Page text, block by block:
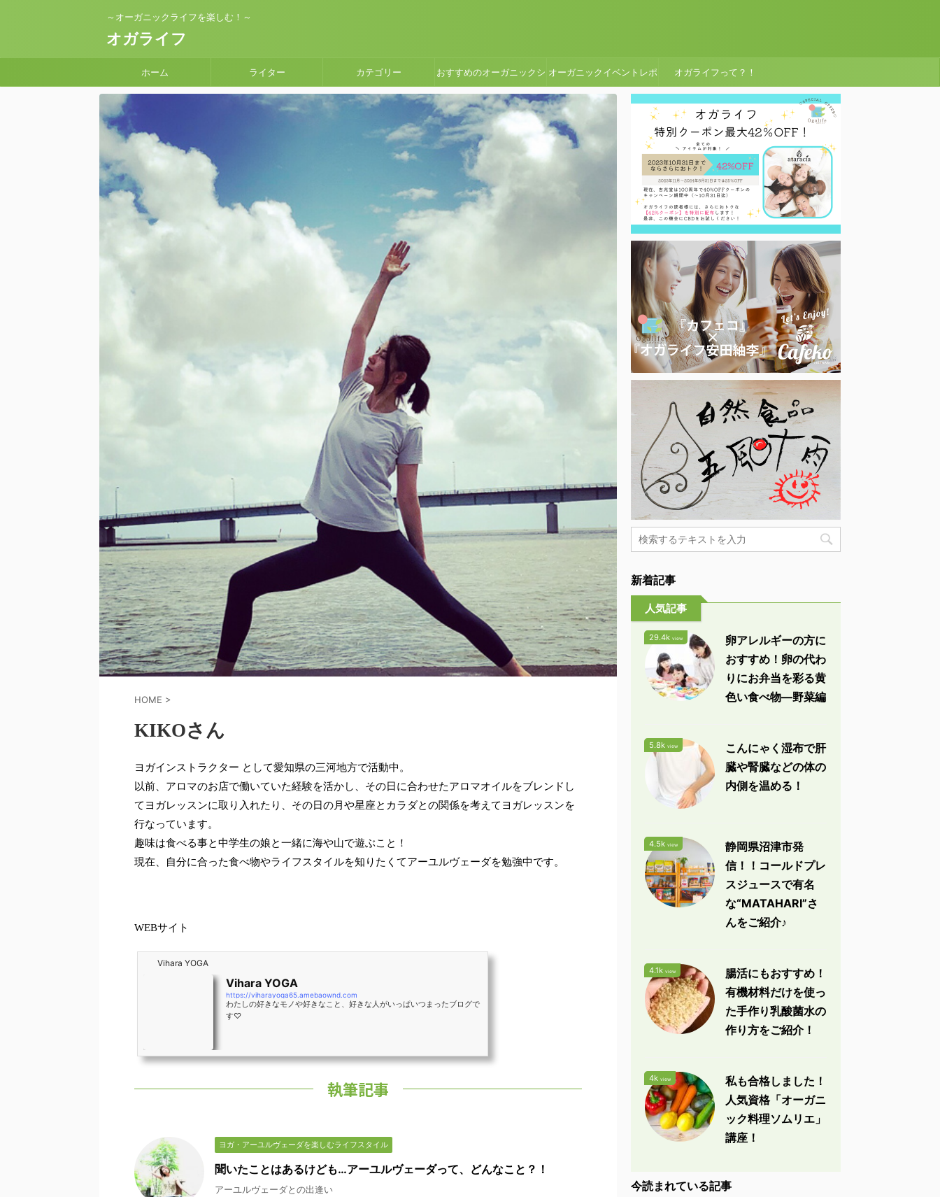
～オーガニックライフを楽しむ！～
オガライフ
ホーム ライター カテゴリー おすすめのオーガニックシ
ョップ・スーパーマーケッ
ト・カフェ・自然食品店レ
ポート
オーガニックイベントレポ
ート
オガライフって？！
HOME >
KIKOさん
ヨガインストラクター として愛知県の三河地方で活動中。
以前、アロマのお店で働いていた経験を活かし、その日に合わせたアロマオイルをブレンドし
てヨガレッスンに取り入れたり、その日の月や星座とカラダとの関係を考えてヨガレッスンを
行なっています。
趣味は食べる事と中学生の娘と一緒に海や山で遊ぶこと！
現在、自分に合った食べ物やライフスタイルを知りたくてアーユルヴェーダを勉強中です。
WEBサイト
Vihara YOGA
Vihara YOGA
https://viharayoga65.amebaownd.com
わたしの好きなモノや好きなこと、好きな人がいっぱいつまったブログで
す♡
執筆記事
ヨガ・アーユルヴェーダを楽しむライフスタイル
聞いたことはあるけども…アーユルヴェーダって、どんなこと？！
アーユルヴェーダとの出逢い
新着記事
人気記事
29.4k view
卵アレルギーの方に
おすすめ！卵の代わ
りにお弁当を彩る黄
色い食べ物―野菜編
5.8k view
こんにゃく湿布で肝
臓や腎臓などの体の
内側を温める！
4.5k view
静岡県沼津市発
信！！コールドプレ
スジュースで有名
な“MATAHARI”さ
んをご紹介♪
4.1k view
腸活にもおすすめ！
有機材料だけを使っ
た手作り乳酸菌水の
作り方をご紹介！
4k view
私も合格しました！
人気資格「オーガニ
ック料理ソムリエ」
講座！
今読まれている記事